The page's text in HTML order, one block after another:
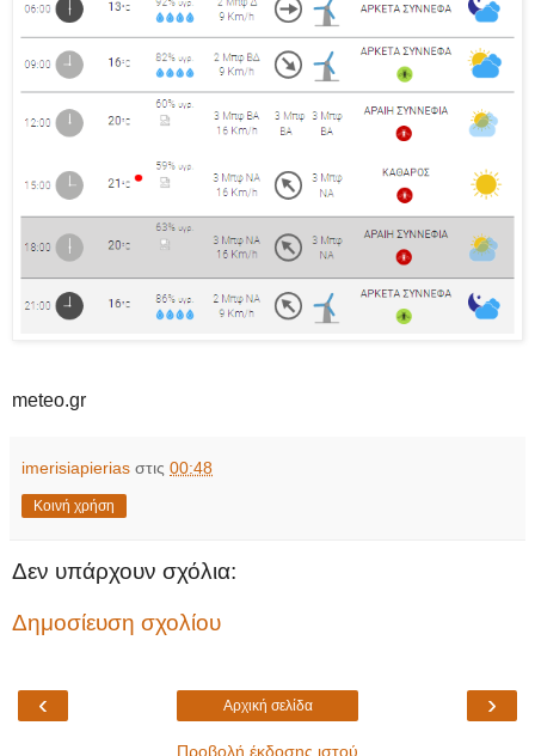
meteo.gr
imerisiapierias στις 00:48
Κοινή χρήση
Δεν υπάρχουν σχόλια:
Δημοσίευση σχολίου
‹ ›
Αρχική σελίδα
Προβολή έκδοσης ιστού